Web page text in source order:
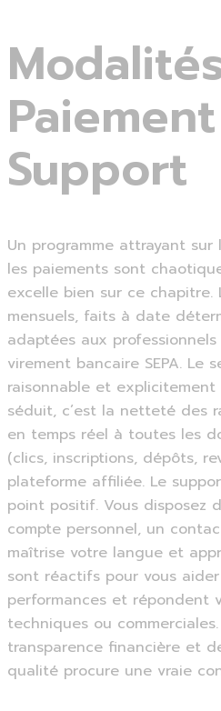
Support
Un programme attrayant
les paiements sont
excelle bien sur ce chapitre.
mensuels, faits à date
adaptées aux
virement bancaire SEPA. Le
raisonnable et explicitement
séduit, c’est la netteté des
en temps réel à toutes les
(clics, inscriptions, dépôts,
plateforme affiliée. Le
point positif. Vous disposez
compte personnel, un
maîtrise votre langue et
sont réactifs pour vous
performances et répondent
techniques ou
transparence financière et
qualité procure une vraie